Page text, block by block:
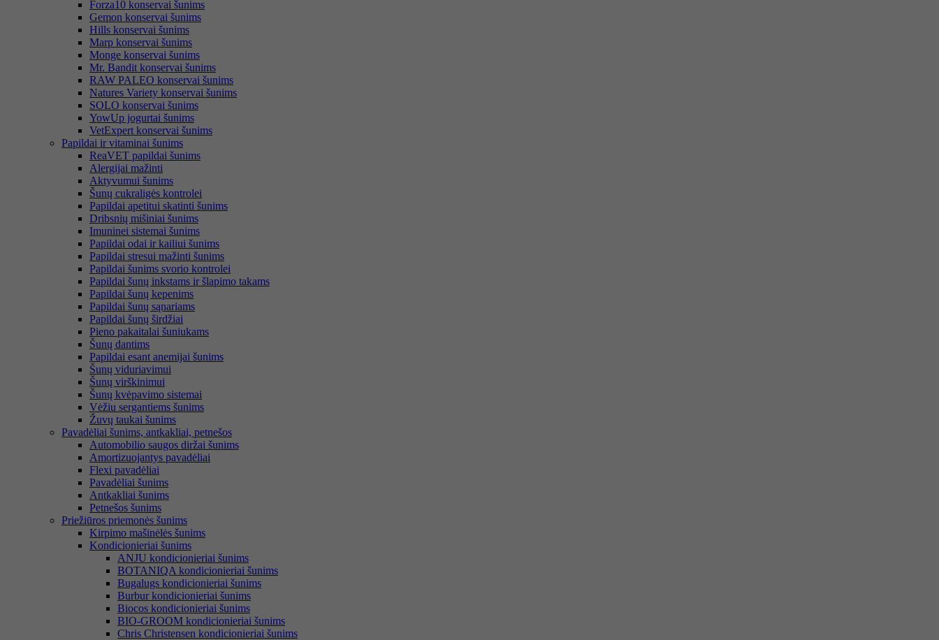
Forza10 konservai šunims
Gemon konservai šunims
Hills konservai šunims
Marp konservai šunims
Monge konservai šunims
Mr. Bandit konservai šunims
RAW PALEO konservai šunims
Natures Variety konservai šunims
SOLO konservai šunims
YowUp jogurtai šunims
VetExpert konservai šunims
Papildai ir vitaminai šunims
ReaVET papildai šunims
Alergijai mažinti
Aktyvumui šunims
Šunų cukraligės kontrolei
Papildai apetitui skatinti šunims
Dribsnių mišiniai šunims
Imuninei sistemai šunims
Papildai odai ir kailiui šunims
Papildai stresui mažinti šunims
Papildai šunims svorio kontrolei
Papildai šunų inkstams ir šlapimo takams
Papildai šunų kepenims
Papildai šunų sąnariams
Papildai šunų širdžiai
Pieno pakaitalai šuniukams
Šunų dantims
Papildai esant anemijai šunims
Šunų viduriavimui
Šunų virškinimui
Šunų kvėpavimo sistemai
Vėžiu sergantiems šunims
Žuvų taukai šunims
Pavadėliai šunims, antkakliai, petnešos
Automobilio saugos diržai šunims
Amortizuojantys pavadėliai
Flexi pavadėliai
Pavadėliai šunims
Antkakliai šunims
Petnešos šunims
Priežiūros priemonės šunims
Kirpimo mašinėlės šunims
Kondicionieriai šunims
ANJU kondicionieriai šunims
BOTANIQA kondicionieriai šunims
Bugalugs kondicionieriai šunims
Burbur kondicionieriai šunims
Biocos kondicionieriai šunims
BIO-GROOM kondicionieriai šunims
Chris Christensen kondicionieriai šunims